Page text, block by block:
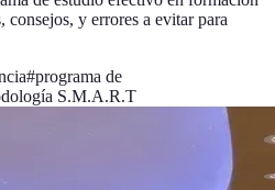
consejos, y errores a evitar para
#programa de
S.M.A.R.T